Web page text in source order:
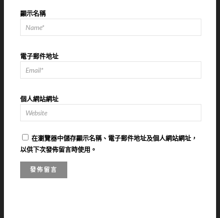
顯示名稱
電子郵件地址
個人網站網址
在瀏覽器中儲存顯示名稱、電子郵件地址及個人網站網址，
以供下次發佈留言時使用。